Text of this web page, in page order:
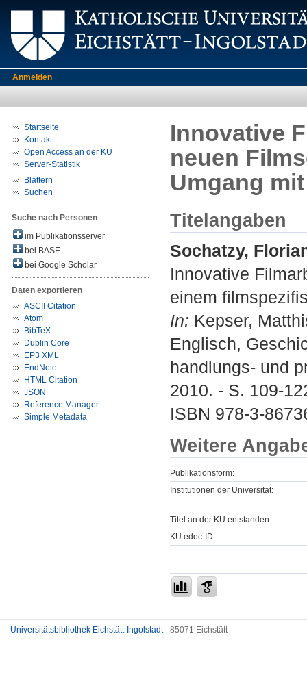
Anmelden
Startseite
Kontakt
Open Access an der KU
Server-Statistik
Blättern
Suchen
Suche nach Personen
im Publikationsserver
bei BASE
bei Google Scholar
Daten exportieren
ASCII Citation
Atom
BibTeX
Dublin Core
EP3 XML
EndNote
HTML Citation
JSON
Reference Manager
Simple Metadata
Innovative
neuen
Umgang
Titelangaben
Sochatzy,
Innovative
einem
In: Kepser,
Englisch,
handlungs- und
2010. - S. 109-
ISBN 978-3-
Weitere
Publikationsform:
Institutionen der Universität:
Titel an der KU entstanden:
KU.edoc-ID:
Universitätsbibliothek Eichstätt-Ingolstadt- 85071 Eichstätt